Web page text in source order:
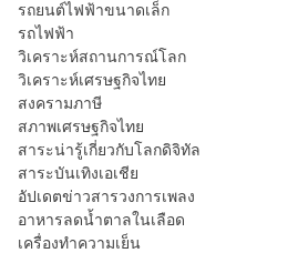
รถยนต์ไฟฟ้าขนาดเล็ก
รถไฟฟ้า
วิเคราะห์สถานการณ์โลก
วิเคราะห์เศรษฐกิจไทย
สงครามภาษี
สภาพเศรษฐกิจไทย
สาระน่ารู้เกี่ยวกับโลกดิจิทัล
สาระบันเทิงเอเชีย
อัปเดตข่าวสารวงการเพลง
อาหารลดน้ำตาลในเลือด
เครื่องทำความเย็น